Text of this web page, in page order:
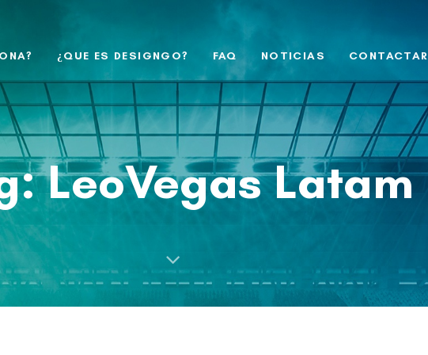
¿QUE ES DESIGNGO? FAQ NOTICIAS CONTACTAR
LeoVegas Latam